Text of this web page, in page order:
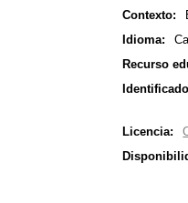
Contexto:
Idioma:
Recurso
Licencia: